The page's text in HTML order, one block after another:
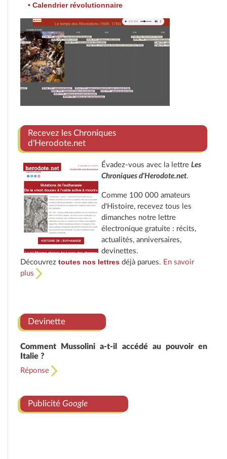
• Calendrier révolutionnaire
Recevez les Chroniques
d'Herodote.net
Évadez-vous avec la lettre Les
Chroniques d'Herodote.net.
Comme 100 000 amateurs
d'Histoire, recevez tous les
dimanches notre lettre
électronique gratuite : récits,
actualités, anniversaires,
devinettes.
Découvrez toutes nos lettres déjà parues. En savoir
plus
Devinette
Comment Mussolini a-t-il accédé au pouvoir en
Italie ?
Réponse
Publicité Google